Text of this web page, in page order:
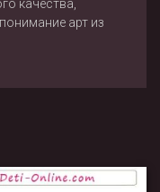
качества,
арт из